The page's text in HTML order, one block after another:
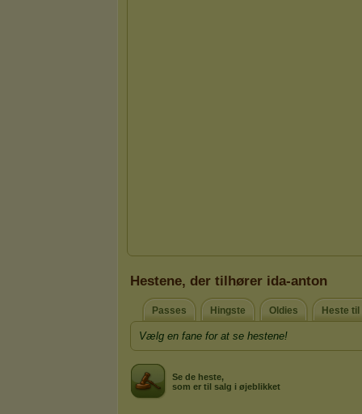
Hestene, der tilhører ida-anton
Passes Hingste Oldies Heste
Vælg en fane for at se hestene!
Se de heste,
som er til salg i øjeblikket